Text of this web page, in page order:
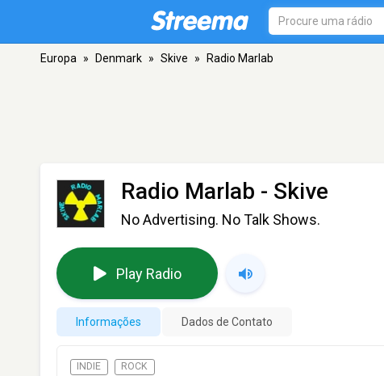
Europa » Denmark » Skive » Radio Marlab
Radio Marlab - Skive
No Advertising. No Talk Shows.
Play Radio
Informações Dados de Contato
INDIE ROCK